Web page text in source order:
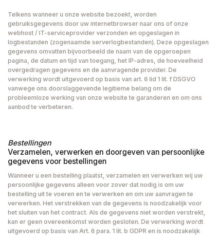
Telkens wanneer u onze website bezoekt, worden
gebruiksgegevens door uw internetbrowser naar ons of onze
webhost / IT-serviceprovider verzonden en opgeslagen in
logbestanden (zogenaamde serverlogbestanden). Deze opgeslagen
gegevens omvatten bijvoorbeeld de naam van de opgeroepen
pagina, de datum en tijd van toegang, het IP-adres, de hoeveelheid
overgedragen gegevens en de aanvragende provider. De
verwerking wordt uitgevoerd op basis van art. 6 lid 1 lit. f DSGVO
vanwege ons doorslaggevende legitieme belang om de
probleemloze werking van onze website te garanderen en om ons
aanbod te verbeteren.
Bestellingen
Verzamelen, verwerken en doorgeven van persoonlijke
gegevens voor bestellingen
Wanneer u een bestelling plaatst, verzamelen en verwerken wij uw
persoonlijke gegevens alleen voor zover dat nodig is om uw
bestelling uit te voeren en te verwerken en om uw aanvragen te
verwerken. Het verstrekken van de gegevens is noodzakelijk voor
het sluiten van het contract. Als de gegevens niet worden verstrekt,
kan er geen overeenkomst worden gesloten. De verwerking wordt
uitgevoerd op basis van Art. 6 para. 1 lit. b GDPR en is noodzakelijk